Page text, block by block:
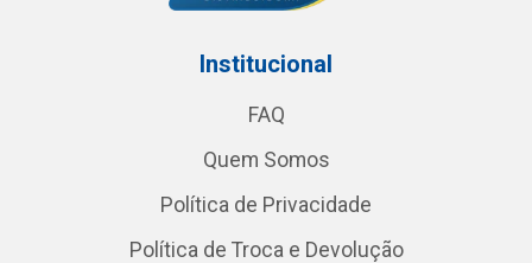
Institucional
FAQ
Quem Somos
Política de Privacidade
Política de Troca e Devolução